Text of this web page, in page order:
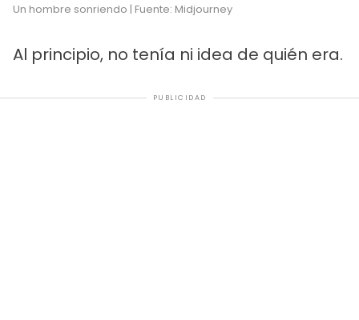
Un hombre sonriendo | Fuente: Midjourney
Al principio, no tenía ni idea de quién era.
PUBLICIDAD